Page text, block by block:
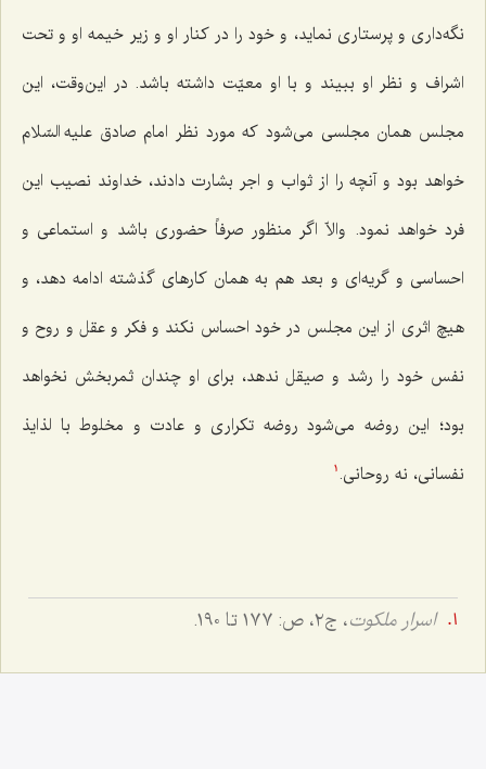
نگه‌داری و پرستاری نماید، و خود را در کنار او و زیر خیمه او و تحت
اشراف و نظر او ببیند و با او معیّت داشته باشد. در این‌وقت، این
مجلس همان مجلسی می‌شود که مورد نظر امام صادق علیه السّلام
خواهد بود و آنچه را از ثواب و اجر بشارت دادند، خداوند نصیب این
فرد خواهد نمود. والاّ اگر منظور صرفاً حضوری باشد و استماعی و
احساسی و گریه‌ای و بعد هم به همان کارهای گذشته ادامه دهد، و
هیچ اثری از این مجلس در خود احساس نکند و فکر و عقل و روح و
نفس خود را رشد و صیقل ندهد، برای او چندان ثمربخش نخواهد
بود؛ این روضه می‌شود روضه تکراری و عادت و مخلوط با لذایذ
نفسانی، نه روحانی. 1
اسرار ملکوت، ج‌٢، ص: ١٧٧ تا ١٩٠.